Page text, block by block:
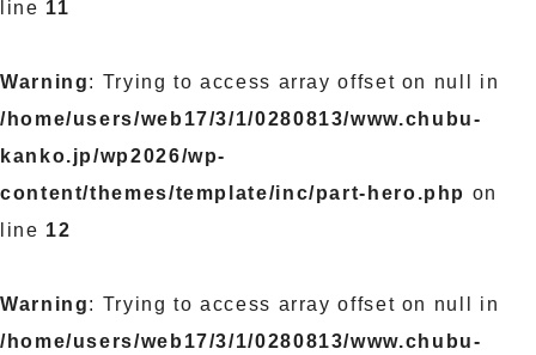
line 11
Warning: Trying to access array offset on null in
/home/users/web17/3/1/0280813/www.chubu-
kanko.jp/wp2026/wp-
content/themes/template/inc/part-hero.php on
line 12
Warning: Trying to access array offset on null in
/home/users/web17/3/1/0280813/www.chubu-